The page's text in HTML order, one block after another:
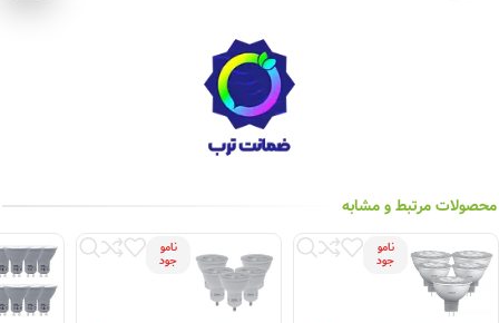
محصولات مرتبط و مشابه
نامو
جود
نامو
جود